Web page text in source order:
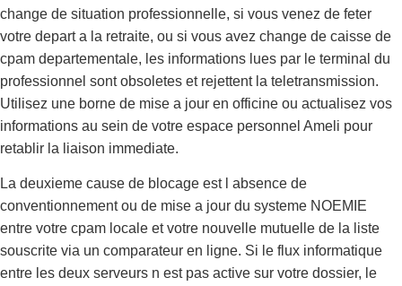
change de situation professionnelle, si vous venez de feter
votre depart a la retraite, ou si vous avez change de caisse de
cpam departementale, les informations lues par le terminal du
professionnel sont obsoletes et rejettent la teletransmission.
Utilisez une borne de mise a jour en officine ou actualisez vos
informations au sein de votre espace personnel Ameli pour
retablir la liaison immediate.
La deuxieme cause de blocage est l absence de
conventionnement ou de mise a jour du systeme NOEMIE
entre votre cpam locale et votre nouvelle mutuelle de la liste
souscrite via un comparateur en ligne. Si le flux informatique
entre les deux serveurs n est pas active sur votre dossier, le